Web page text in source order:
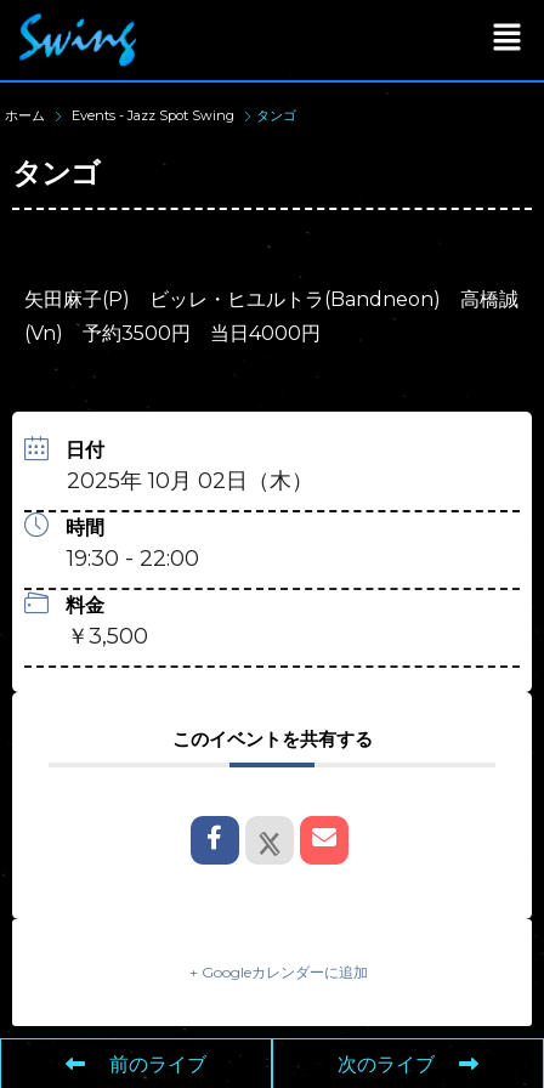
ホーム Events - Jazz Spot Swing タンゴ
タンゴ
矢田麻子(P) ビッレ・ヒユルトラ(Bandneon) 高橋誠
(Vn) 予約3500円 当日4000円
日付
2025年 10月 02日（木）
時間
19:30 - 22:00
料金
￥3,500
このイベントを共有する
+ Googleカレンダーに追加
前のライブ 次のライブ